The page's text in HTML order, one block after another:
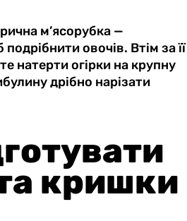
м’ясорубка —
овочів. Втім за її
натерти огірки на крупну
дрібно нарізати
кришки